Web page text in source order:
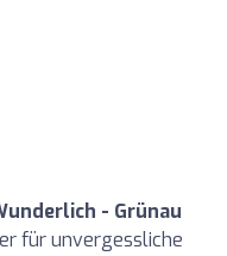
- Grünau
für unvergessliche